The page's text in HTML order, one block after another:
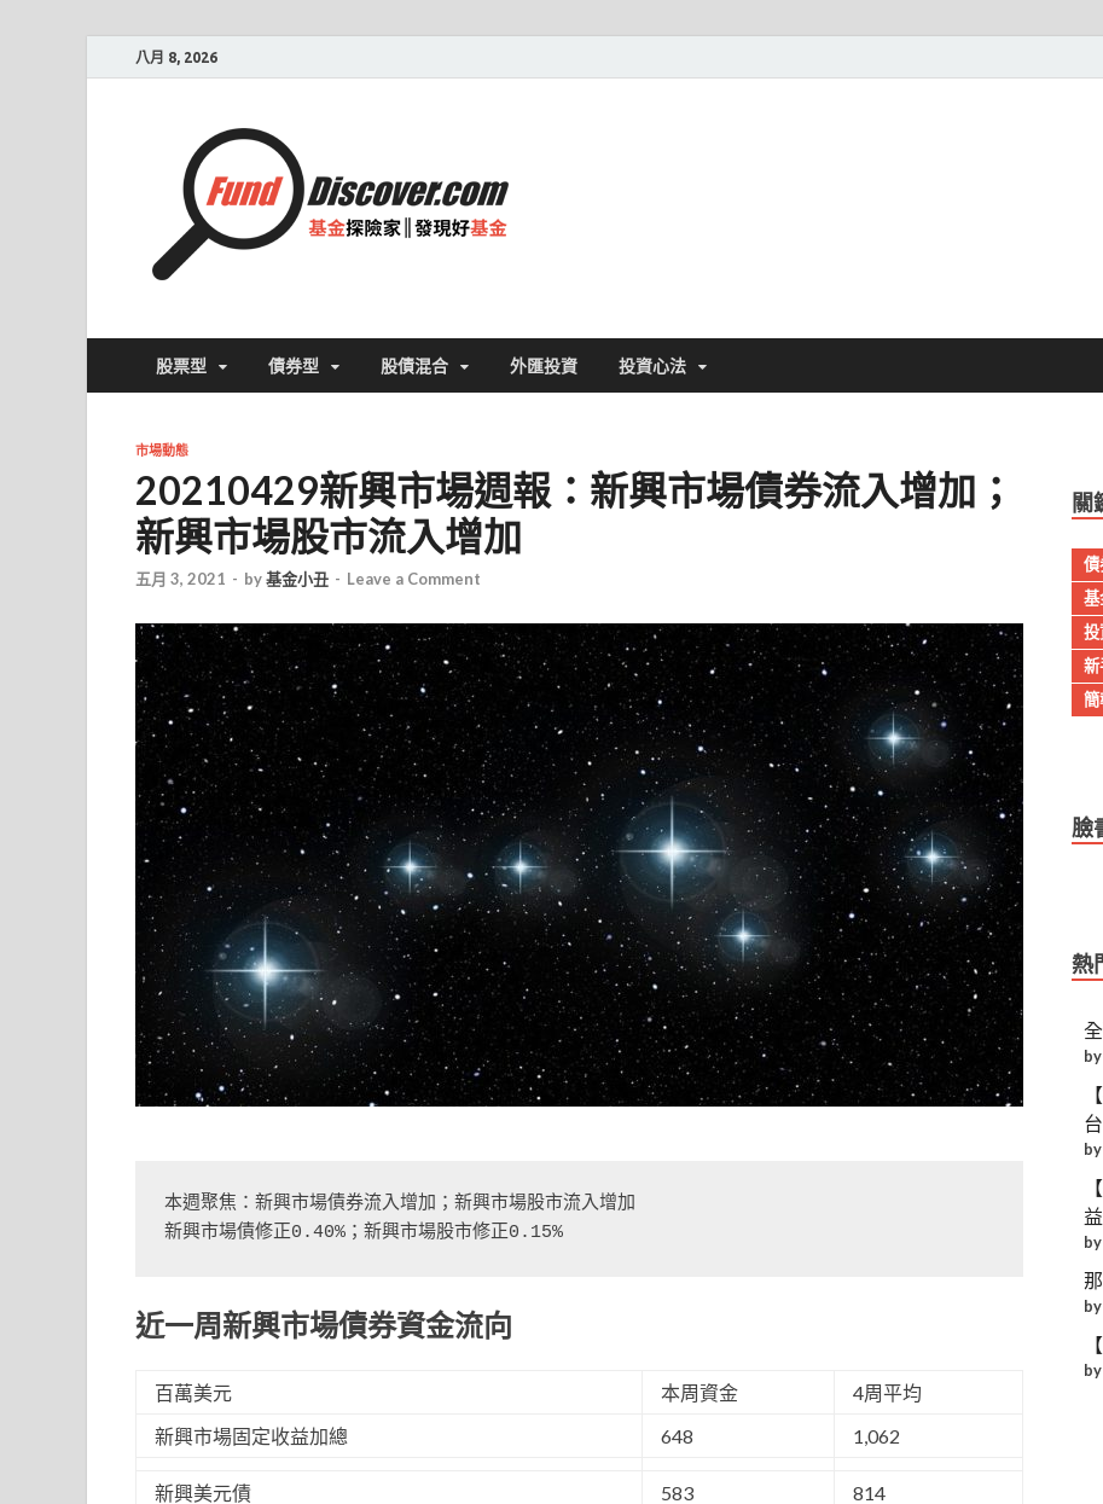
八月 8, 2026
股票型 債券型 股債混合 外匯投資 投資心法
市場動態
20210429新興市場週報：新興市場債券流入增加；
新興市場股市流入增加
五月 3, 2021 - by基金小丑 - Leave a Comment
本週聚焦：新興市場債券流入增加；新興市場股市流入增加
新興市場債修正0.40%；新興市場股市修正0.15%
近一周新興市場債券資金流向
百萬美元 本周資金
4周平均
新興市場固定收益加總
648 1,062
新興美元債 583
814
關
債
基
投
新
簡
臉
熱
by
益